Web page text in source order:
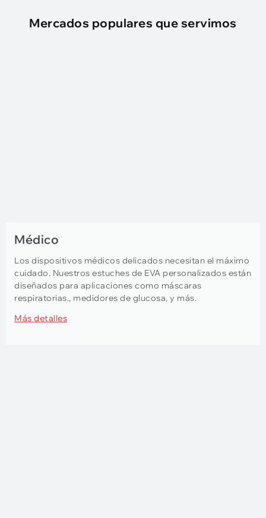
Mercados populares que servimos
Médico
Los dispositivos médicos delicados necesitan el máximo
cuidado. Nuestros estuches de EVA personalizados están
diseñados para aplicaciones como máscaras
respiratorias., medidores de glucosa, y más.
Más detalles